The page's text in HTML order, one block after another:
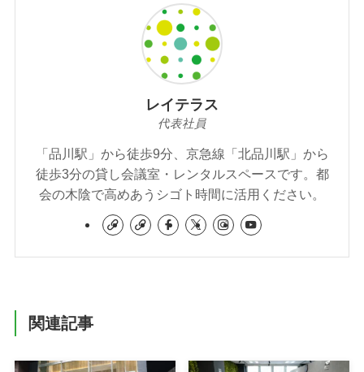
レイテラス
代表社員
「品川駅」から徒歩9分、京急線「北品川駅」から
徒歩3分の貸し会議室・レンタルスペースです。都
会の木陰で高めあうシゴト時間に活用ください。
関連記事